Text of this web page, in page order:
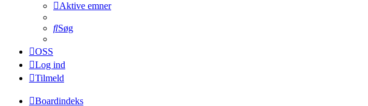
Aktive emner
Søg
OSS
Log ind
Tilmeld
Boardindeks